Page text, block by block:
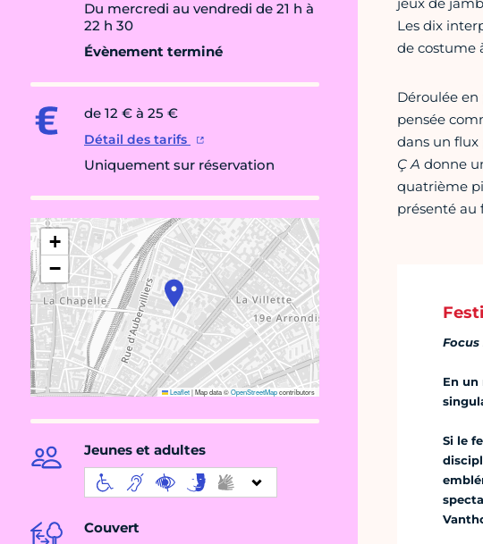
Du mercredi au vendredi de 21 h à
22 h 30
Évènement terminé
de 12 € à 25 €
Détail des tarifs
Uniquement sur réservation
+
−
Leaflet|Map data ©OpenStreetMapcontributors
Jeunes et adultes
Couvert
Les dix
de costume
Déroulée
pensée
dans un
Ç A donne
quatrième
présenté au
En
Si le